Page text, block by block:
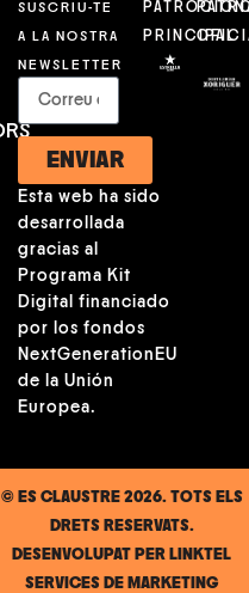
SUSCRIU-TE
A LA NOSTRA
NEWSLETTER
ENVIAR
Esta web ha sido
desarrollada
gracias al
Programa Kit
Digital financiado
por los fondos
NextGenerationEU
de la Unión
Europea.
PRINCIPAL
© ES CLAUSTRE 2026. TOTS ELS
DRETS RESERVATS.
DESENVOLUPAT PER LINKTEL
SERVICES DE MARKETING